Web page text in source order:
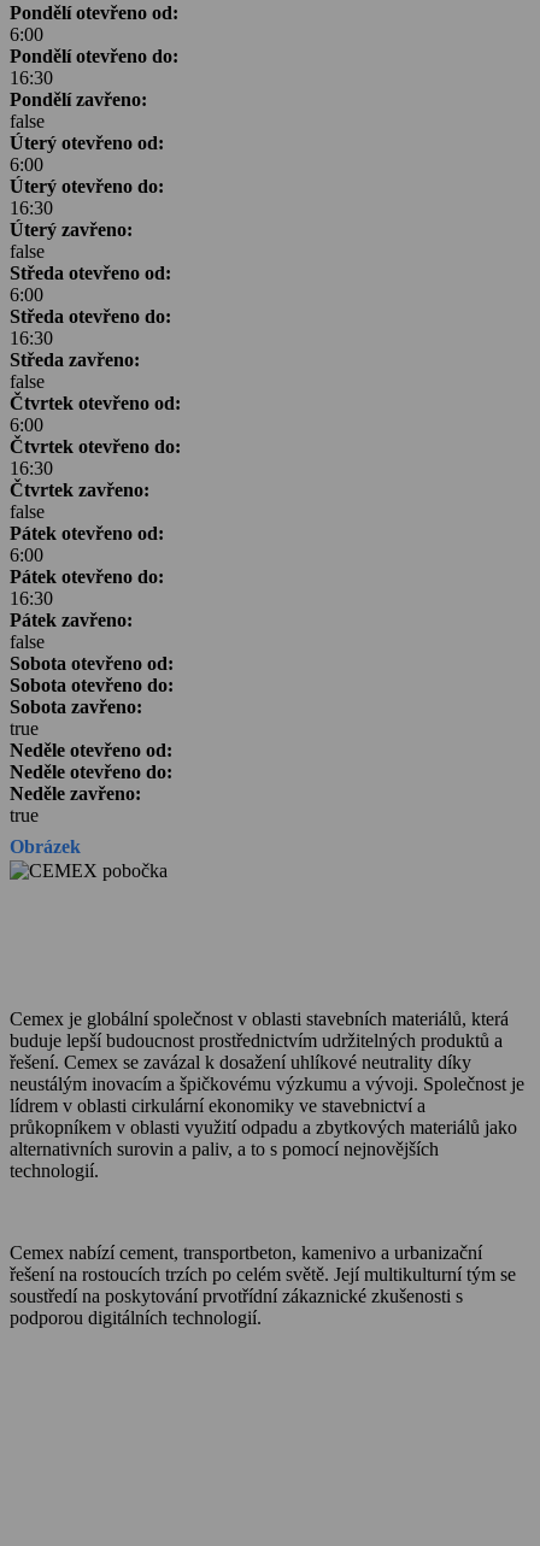
Pondělí otevřeno od:
6:00
Pondělí otevřeno do:
16:30
Pondělí zavřeno:
false
Úterý otevřeno od:
6:00
Úterý otevřeno do:
16:30
Úterý zavřeno:
false
Středa otevřeno od:
6:00
Středa otevřeno do:
16:30
Středa zavřeno:
false
Čtvrtek otevřeno od:
6:00
Čtvrtek otevřeno do:
16:30
Čtvrtek zavřeno:
false
Pátek otevřeno od:
6:00
Pátek otevřeno do:
16:30
Pátek zavřeno:
false
Sobota otevřeno od:
Sobota otevřeno do:
Sobota zavřeno:
true
Neděle otevřeno od:
Neděle otevřeno do:
Neděle zavřeno:
true
Obrázek
Cemex je globální společnost v oblasti stavebních materiálů, která
buduje lepší budoucnost prostřednictvím udržitelných produktů a
řešení. Cemex se zavázal k dosažení uhlíkové neutrality díky
neustálým inovacím a špičkovému výzkumu a vývoji. Společnost je
lídrem v oblasti cirkulární ekonomiky ve stavebnictví a
průkopníkem v oblasti využití odpadu a zbytkových materiálů jako
alternativních surovin a paliv, a to s pomocí nejnovějších
technologií.
Cemex nabízí cement, transportbeton, kamenivo a urbanizační
řešení na rostoucích trzích po celém světě. Její multikulturní tým se
soustředí na poskytování prvotřídní zákaznické zkušenosti s
podporou digitálních technologií.